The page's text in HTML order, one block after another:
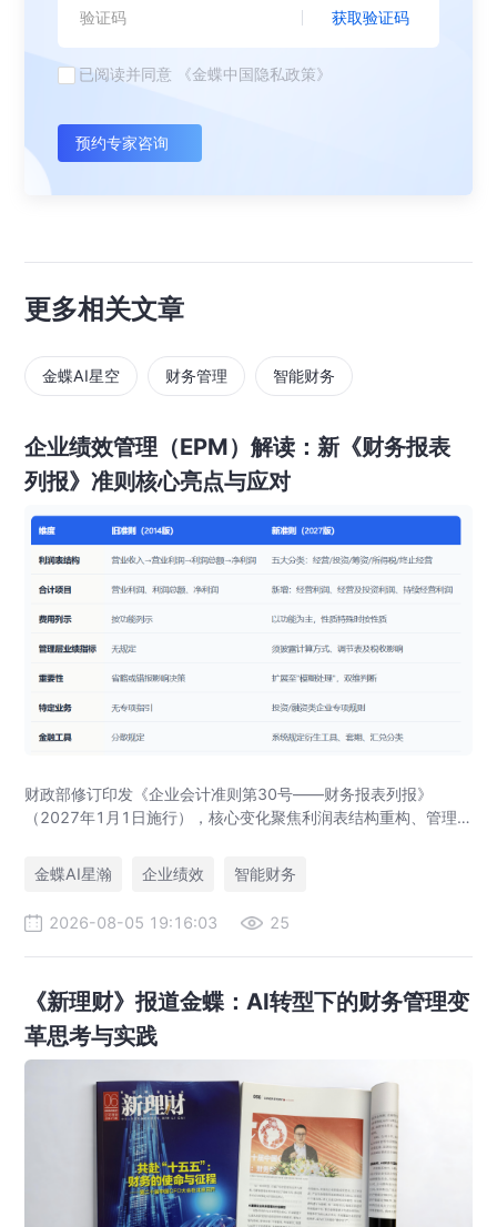
获取验证码
已阅读并同意 《金蝶中国隐私政策》
预约专家咨询
更多相关文章
金蝶AI星空 财务管理 智能财务
企业绩效管理（EPM）解读：新《财务报表
列报》准则核心亮点与应对
财政部修订印发《企业会计准则第30号——财务报表列报》
（2027年1月1日施行），核心变化聚焦利润表结构重构、管理
视角解读核心亮点，并介绍金蝶新一代EPM如何以业财智能融合
助力企业高效合并报表与智能决策。
金蝶AI星瀚 企业绩效 智能财务
2026-08-05 19:16:03 25
《新理财》报道金蝶：AI转型下的财务管理变
革思考与实践